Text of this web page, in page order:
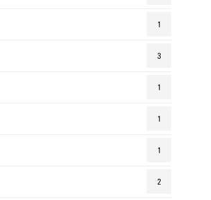
1
3
1
1
1
2